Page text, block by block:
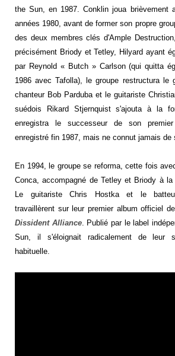
the Sun, en 1987. Conklin joua brièvement
années 1980, avant de former son propre
des deux membres clés d'Ample
précisément Briody et Tetley, Hilyard ayant
par Reynold « Butch » Carlson (qui quitta
1986 avec Tafolla), le groupe restructura le
chanteur Bob Parduba et le guitariste
suédois Rikard Stjernquist s'ajouta à la
enregistra le successeur de son
enregistré fin 1987, mais ne connut jamais de
En 1994, le groupe se reforma, cette fois
Conca, accompagné de Tetley et Briody à
Le guitariste Chris Hostka et le
travaillèrent sur leur premier album officiel
Dissident Alliance. Publié par le label
Sun, il s'éloignait radicalement de leur
habituelle.